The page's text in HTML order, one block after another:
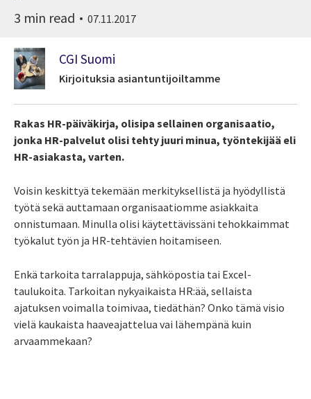
3 min read 07.11.2017
CGI Suomi
Kirjoituksia asiantuntijoiltamme
Rakas HR-päiväkirja, olisipa sellainen organisaatio,
jonka HR-palvelut olisi tehty juuri minua, työntekijää eli
HR-asiakasta, varten.
Voisin keskittyä tekemään merkityksellistä ja hyödyllistä
työtä sekä auttamaan organisaatiomme asiakkaita
onnistumaan. Minulla olisi käytettävissäni tehokkaimmat
työkalut työn ja HR-tehtävien hoitamiseen.
Enkä tarkoita tarralappuja, sähköpostia tai Excel-
taulukoita. Tarkoitan nykyaikaista HR:ää, sellaista
ajatuksen voimalla toimivaa, tiedäthän? Onko tämä visio
vielä kaukaista haaveajattelua vai lähempänä kuin
arvaammekaan?